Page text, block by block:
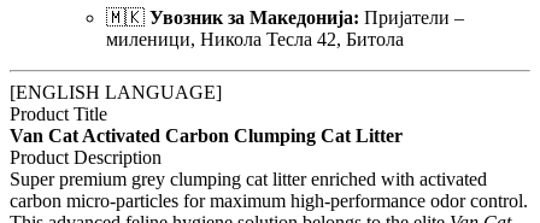
🇲🇰 Увозник за Македонија: Пријатели –
миленици, Никола Тесла 42, Битола
[ENGLISH LANGUAGE]
Product Title
Van Cat Activated Carbon Clumping Cat Litter
Product Description
Super premium grey clumping cat litter enriched with activated
carbon micro-particles for maximum high-performance odor control.